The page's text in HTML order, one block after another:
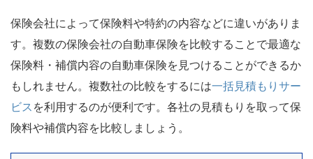
保険会社によって保険料や特約の内容などに違いがありま
す。複数の保険会社の自動車保険を比較することで最適な
保険料・補償内容の自動車保険を見つけることができるか
もしれません。複数社の比較をするには一括見積もりサー
ビス を利用するのが便利です。各社の見積もりを取って保
険料や補償内容を比較しましょう。